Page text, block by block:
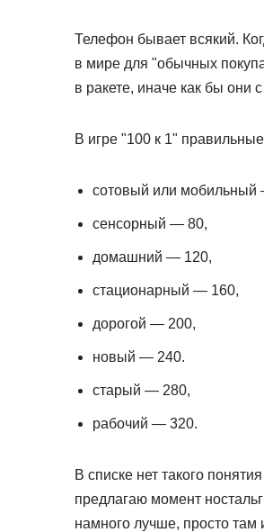
Телефон бывает всякий.
в мире для "обычных
в ракете, иначе как бы
В игре "100 к 1"
сотовый или мобильный
сенсорный — 80,
домашний — 120,
стационарный — 160,
дорогой — 200,
новый — 240.
старый — 280,
рабочий — 320.
В списке нет такого
предлагаю момент
намного лучше, просто